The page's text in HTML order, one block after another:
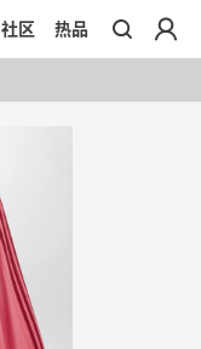
社区 热品